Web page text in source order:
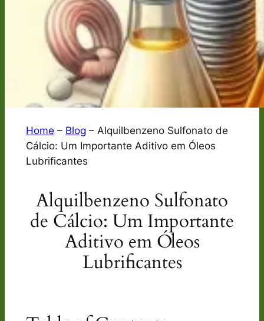
Home – Blog – Alquilbenzeno Sulfonato de
Cálcio: Um Importante Aditivo em Óleos
Lubrificantes
Alquilbenzeno Sulfonato
de Cálcio: Um Importante
Aditivo em Óleos
Lubrificantes